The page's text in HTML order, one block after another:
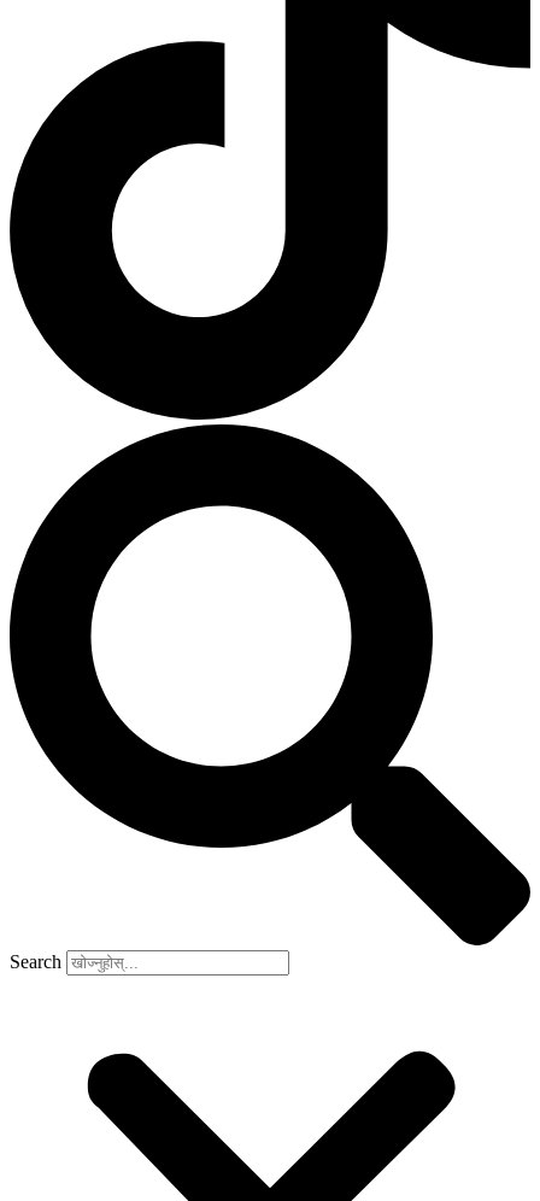
Search